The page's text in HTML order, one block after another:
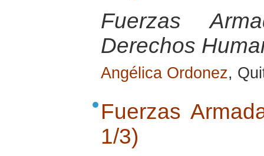
Fuerzas
Derechos
Angélica Ordonez,
Fuerzas
1/3)